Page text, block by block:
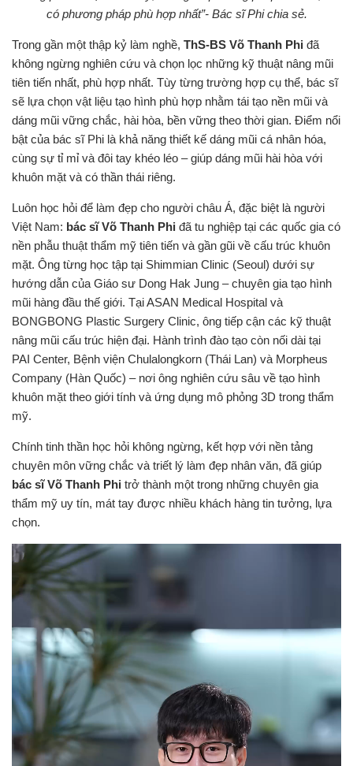
có phương pháp phù hợp nhất”- Bác sĩ Phi chia sẻ.
Trong gần một thập kỷ làm nghề, ThS-BS Võ Thanh Phi đã
không ngừng nghiên cứu và chọn lọc những kỹ thuật nâng mũi
tiên tiến nhất, phù hợp nhất. Tùy từng trường hợp cụ thể, bác sĩ
sẽ lựa chọn vật liệu tạo hình phù hợp nhằm tái tạo nền mũi và
dáng mũi vững chắc, hài hòa, bền vững theo thời gian. Điểm nổi
bật của bác sĩ Phi là khả năng thiết kế dáng mũi cá nhân hóa,
cùng sự tỉ mỉ và đôi tay khéo léo – giúp dáng mũi hài hòa với
khuôn mặt và có thần thái riêng.
Luôn học hỏi để làm đẹp cho người châu Á, đặc biệt là người
Việt Nam: bác sĩ Võ Thanh Phi đã tu nghiệp tại các quốc gia có
nền phẫu thuật thẩm mỹ tiên tiến và gần gũi về cấu trúc khuôn
mặt. Ông từng học tập tại Shimmian Clinic (Seoul) dưới sự
hướng dẫn của Giáo sư Dong Hak Jung – chuyên gia tạo hình
mũi hàng đầu thế giới. Tại ASAN Medical Hospital và
BONGBONG Plastic Surgery Clinic, ông tiếp cận các kỹ thuật
nâng mũi cấu trúc hiện đại. Hành trình đào tạo còn nối dài tại
PAI Center, Bệnh viện Chulalongkorn (Thái Lan) và Morpheus
Company (Hàn Quốc) – nơi ông nghiên cứu sâu về tạo hình
khuôn mặt theo giới tính và ứng dụng mô phỏng 3D trong thẩm
mỹ.
Chính tinh thần học hỏi không ngừng, kết hợp với nền tảng
chuyên môn vững chắc và triết lý làm đẹp nhân văn, đã giúp
bác sĩ Võ Thanh Phi trở thành một trong những chuyên gia
thẩm mỹ uy tín, mát tay được nhiều khách hàng tin tưởng, lựa
chọn.
Trình
chơi
Video